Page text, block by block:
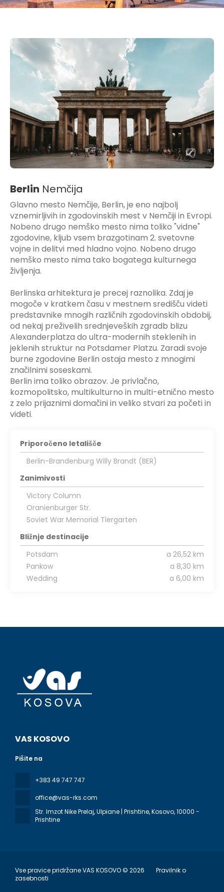
Berlin Nemčija
Glavno mesto Nemčije, Berlin, je eno najbolj
vznemirljivih in zgodovinskih mest v Nemčiji in Evropi.
Nobeno drugo nemško mesto nima toliko "vidne"
zgodovine, kljub vsem brazgotinam 2. svetovne
vojne in delitvi med hladno vojno. Nobeno drugo
nemško mesto nima tako bogatega kulturnega
življenja.
Berlinska arhitektura je precej raznolika. Zdaj je
mogoče v kratkem času v mestnem središču videti
predstavnike mnogih različnih zgodovinskih obdobij,
od nekaj preživelih srednjeveških zgradb blizu
Alexanderplatza do ultra-modernih steklenih in
jeklenih struktur na Potsdamer Platzu. Zaradi svoje
burne zgodovine Berlin ostaja mesto z mnogimi
značilnimi soseskami.
Berlin ima toliko obrazov. Je privlačno,
kozmopolitsko, multikulturno in multi-etnično mesto
z zelo prijaznimi domačini in veliko stvari za početi in
videti.
Priporočeno letališče
Berlin-Brandenburg Willy Brandt (BER)
Zanimivosti
Victory Column
Oranienburger Str.
Soviet War Memorial Tiergarten
Bližnje destinacije
Potsdam
a 26,52 km
Pankow
a 8,30 km
Wedding
a 6,00 km
VAS KOSOVO
Pišite na
+383 49 747 747
office@vas-rks.com
Str. Imzot Nike Prelaj, Ulpiane | Prishtine, Kosovo, 10000 -
Prishtine
Vse pravice pridržane VAS KOSOVO © 2026
Pravilnik o
zasebnosti